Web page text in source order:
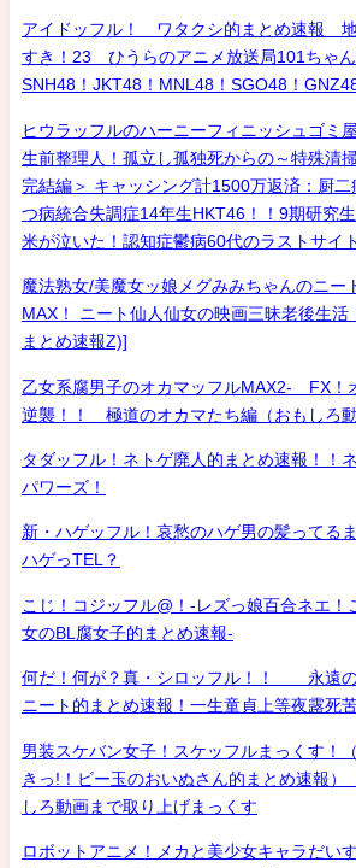
アイドッフル！ ワタクシ的まとめ速報
すき！23 ひうらのアニメ放送局101ちゃ
SNH48！JKT48！MNL48！SGO48！
ヒウラッフルのハーニーフィニッシュゴミ
生前整理人！孤立し孤独死からの～特殊清
完結編＞ キャッシング計1500万返済：厨二
つ病統合失調症14年生HKT46！！9期研究
米が泣いた！認知症鬱病60代のラストサイ
魔法熟女/美魔女ッ娘メグみみちゃんのニー
MAX！ ニート仙人仙女の映画三昧老後生活
まとめ速報Z)]
乙女系腐男子のオカマッフルMAX2- FX！
逆襲！！ 極道のオカマたち編（おもしろ動
タダッフル！ネトゲ廃人的まとめ速報！！
パワーズ！
新・ハゲッフル！哀愁のハゲ男の髪ってる
ハゲっTEL？
こじ！コジッフル@！-レズっ娘百合ネエ！
女のBL腐女子的まとめ速報-
何だ！何が？真・シロッフル！！ 永遠
ニート的まとめ速報！一生童貞上等夜露死苦
男装スケバン女子！スケッフルまっくす！
きっ!！ビー玉のおいぬさん的まとめ速報
しろ動画まで取り上げまっくす
ロボットアニメ！メカと美少女キャラだい